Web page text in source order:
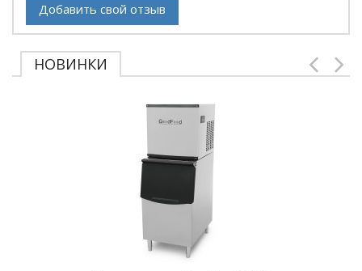
Добавить свой отзыв
НОВИНКИ